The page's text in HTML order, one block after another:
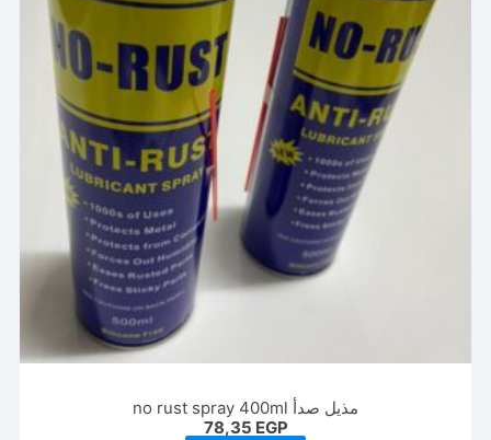
مذيل صدأ no rust spray 400ml
78,35 EGP